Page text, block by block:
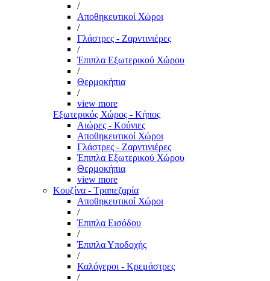
/
Αποθηκευτικοί Χώροι
/
Γλάστρες - Ζαρντινιέρες
/
Έπιπλα Εξωτερικού Χώρου
/
Θερμοκήπια
/
view more
Εξωτερικός Χώρος - Κήπος
Αιώρες - Κούνιες
Αποθηκευτικοί Χώροι
Γλάστρες - Ζαρντινιέρες
Έπιπλα Εξωτερικού Χώρου
Θερμοκήπια
view more
Κουζίνα - Τραπεζαρία
Αποθηκευτικοί Χώροι
/
Έπιπλα Εισόδου
/
Έπιπλα Υποδοχής
/
Καλόγεροι - Κρεμάστρες
/